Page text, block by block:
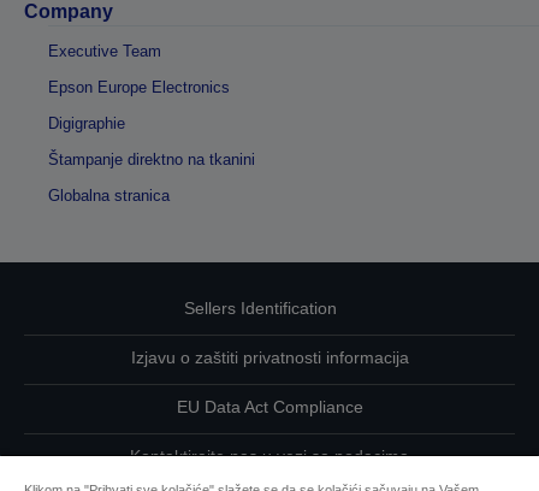
Company
Executive Team
Epson Europe Electronics
Digigraphie
Štampanje direktno na tkanini
Globalna stranica
Sellers Identification
Izjavu o zaštiti privatnosti informacija
EU Data Act Compliance
Kontaktirajte nas u vezi sa podacima